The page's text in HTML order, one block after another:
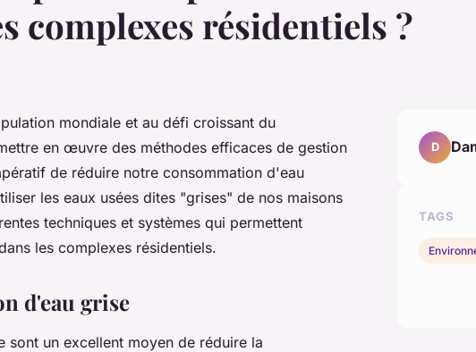
complexes résidentiels ?
mondiale et au défi croissant du
en œuvre des méthodes efficaces de gestion
de réduire notre consommation d'eau
les eaux usées dites "grises" de nos maisons
techniques et systèmes qui permettent
les complexes résidentiels.
d'eau grise
sont un excellent moyen de réduire la
D
TAGS